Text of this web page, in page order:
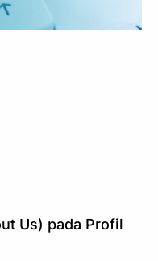
Us) pada Profil